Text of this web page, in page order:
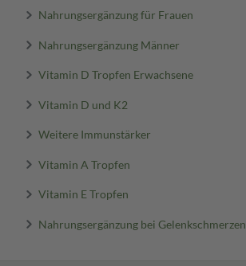
Nahrungsergänzung für Frauen
Nahrungsergänzung Männer
Vitamin D Tropfen Erwachsene
Vitamin D und K2
Weitere Immunstärker
Vitamin A Tropfen
Vitamin E Tropfen
Nahrungsergänzung bei Gelenkschmerzen